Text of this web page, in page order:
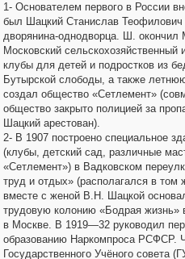
1- Основателем первого в России
был Шацкий Станислав Теофилович
дворянина-однодворца. Ш. окончил
Московский сельскохозяйственный
клубы для детей и подростков из
Бутырской слободы, а также
создал общество «Сетлемент»
общество закрыто полицией за
Шацкий арестован).
2- В 1907 построено специальное
(клубы, детский сад, различные
«Сетлемент») в Вадковском
труд и отдых» (располагался в
вместе с женой В.Н. Шацкой
трудовую колонию «Бодрая жизнь»
в Москве. В 1919—32 руководил
образованию Наркомпроса РСФСР.
Государственного Учёного